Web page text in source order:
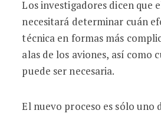
Los investigadores dicen que
necesitará determinar cuán
técnica en formas más
alas de los aviones, así como
puede ser necesaria.
El nuevo proceso es sólo uno